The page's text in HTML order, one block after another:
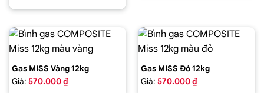
Gas MISS Vàng 12kg
Giá: 570.000 ₫
Gas MISS Đỏ 12kg
Giá: 570.000 ₫